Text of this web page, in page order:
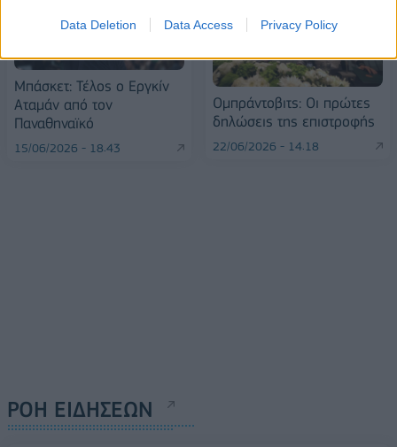
Data Deletion Data Access Privacy Policy
Μπάσκετ: Τέλος ο Εργκίν
Αταμάν από τον
Παναθηναϊκό
15/06/2026 - 18:43
Ομπράντοβιτς: Οι πρώτες
δηλώσεις της επιστροφής
22/06/2026 - 14:18
ΡΟΗ ΕΙΔΗΣΕΩΝ